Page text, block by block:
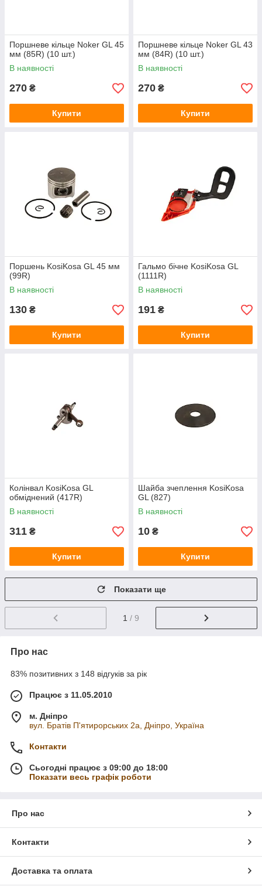
Поршневе кільце Noker GL 45
мм (85R) (10 шт.)
В наявності
270 ₴
Купити
Поршневе кільце Noker GL 43
мм (84R) (10 шт.)
В наявності
270 ₴
Купити
Поршень KosiKosa GL 45 мм
(99R)
В наявності
130 ₴
Купити
Гальмо бічне KosiKosa GL
(1111R)
В наявності
191 ₴
Купити
Колінвал KosiKosa GL
обміднений (417R)
В наявності
311 ₴
Купити
Шайба зчеплення KosiKosa
GL (827)
В наявності
10 ₴
Купити
Показати ще
1 / 9
Про нас
83% позитивних з 148 відгуків за рік
Працює з 11.05.2010
м. Дніпро
вул. Братів П'ятирорських 2а, Дніпро, Україна
Контакти
Сьогодні працює з 09:00 до 18:00
Показати весь графік роботи
Про нас
Контакти
Доставка та оплата